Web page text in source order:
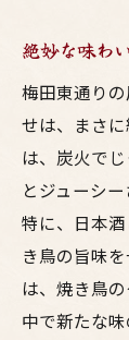
う
梅
お
居
鳥
絶
梅
絶妙な味わ
梅田東通り
せは、まさ
は、炭火で
とジューシ
特に、日本
き鳥の旨味
は、焼き鳥
中で新たな